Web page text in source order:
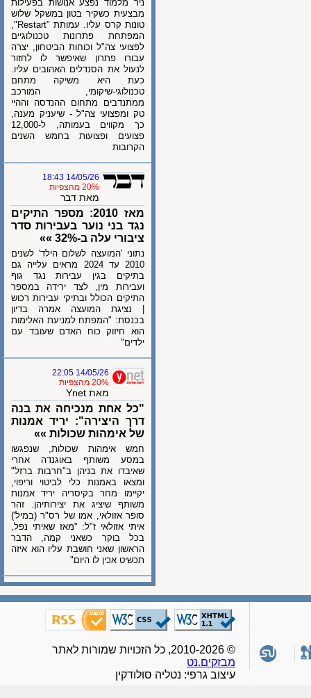
ניר מלמוד נפצע אנושות בפעילות
מבצעית כשקיר בטון במשקל שלוש
טונות קרס עליו. עמותת "Restart",
המפתחת פתרונות טכנולוגיים
לפצועי צה"ל וכוחות הביטחון, יצרה
עבורו פתרון שאיפשר לו לחזור
לנעול את הסנדלים האהובים עליו.
כעת היא משיקה מתחם
טכנולוגי-שיקומי, המורכב
ממתנדבים מתחום ההנדסה וההיי
טק ומפצועי צה"ל - שיעניק מענה,
כך מקווים בעמותה, ל-12,000
פצועים ופצועות בחמש השנים
הקרובות
14/05/26 18:43
20% מהצפיות
מאת דבר
מאז 2010: מספר התיקים
נגד בני נוער בעבירות סדר
ציבורי עלה ב-32% »»
נתוני 'המועצה לשלום הילד' לשנים
2010 עד 2024 מראים עלייה גם
בתיקים בגין עבירות נגד גוף
ועבירות מין, לצד ירידה במספר
התיקים הכולל ובתיקי עבירות רכוש
| נציגת המועצה אמרה בדיון
בכנסת: "המפתח למניעת האלימות
הוא חיזוק כוח האדם שעובד עם
ילדים"
14/05/26 22:05
20% מהצפיות
מאת Ynet
"כל אחת מנכיחה את בנה
דרך היצירה": יריד אמנות
של אימהות שכולות »»
חמש אימהות שכולות, שנפגשו
במסע משותף באוגנדה אחרי
שאיבדו את בניהן ב"חרבות ברזל"
ומצאו באמנות כלי לביטוי וריפוי,
יקיימו מחר בקיסריה יריד אמנות
משותף שיציג את יצירותיהן. זהר
סופר אזולאי, אמו של רס"ר (במיל')
איתי אזולאי ז"ל: "מאז שאיתי נפל,
בכל בוקר כשאני קמה, הדבר
הראשון שאני חושבת עליו הוא איזה
תכשיט אכין לו היום"
מבזקים.נט
עיצוב גרפי: נטליה סולודקין